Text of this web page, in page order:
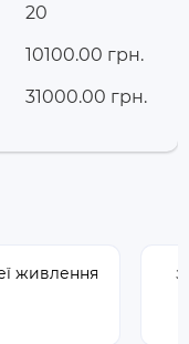
20
10100.00 грн.
31000.00 грн.
живлення